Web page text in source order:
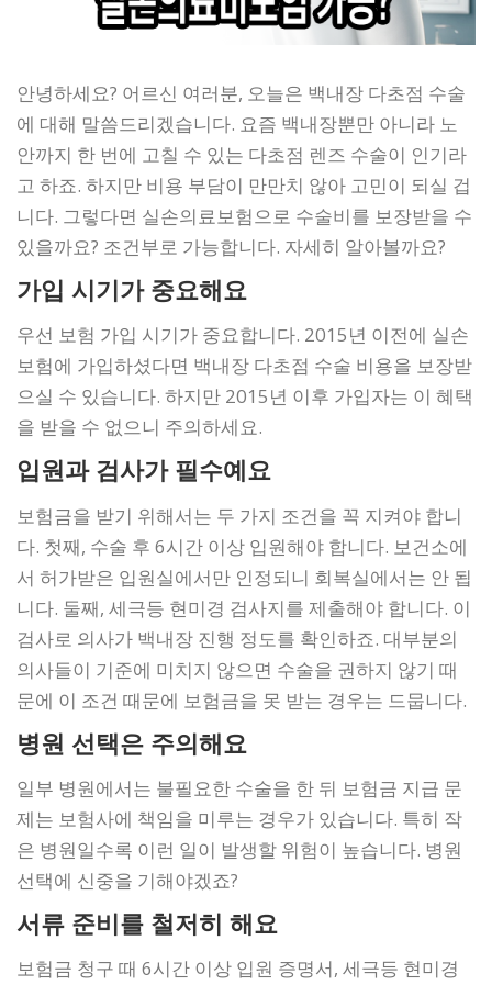
안녕하세요? 어르신 여러분, 오늘은 백내장 다초점 수술
에 대해 말씀드리겠습니다. 요즘 백내장뿐만 아니라 노
안까지 한 번에 고칠 수 있는 다초점 렌즈 수술이 인기라
고 하죠. 하지만 비용 부담이 만만치 않아 고민이 되실 겁
니다. 그렇다면 실손의료보험으로 수술비를 보장받을 수
있을까요? 조건부로 가능합니다. 자세히 알아볼까요?
가입 시기가 중요해요
우선 보험 가입 시기가 중요합니다. 2015년 이전에 실손
보험에 가입하셨다면 백내장 다초점 수술 비용을 보장받
으실 수 있습니다. 하지만 2015년 이후 가입자는 이 혜택
을 받을 수 없으니 주의하세요.
입원과 검사가 필수예요
보험금을 받기 위해서는 두 가지 조건을 꼭 지켜야 합니
다. 첫째, 수술 후 6시간 이상 입원해야 합니다. 보건소에
서 허가받은 입원실에서만 인정되니 회복실에서는 안 됩
니다. 둘째, 세극등 현미경 검사지를 제출해야 합니다. 이
검사로 의사가 백내장 진행 정도를 확인하죠. 대부분의
의사들이 기준에 미치지 않으면 수술을 권하지 않기 때
문에 이 조건 때문에 보험금을 못 받는 경우는 드뭅니다.
병원 선택은 주의해요
일부 병원에서는 불필요한 수술을 한 뒤 보험금 지급 문
제는 보험사에 책임을 미루는 경우가 있습니다. 특히 작
은 병원일수록 이런 일이 발생할 위험이 높습니다. 병원
선택에 신중을 기해야겠죠?
서류 준비를 철저히 해요
보험금 청구 때 6시간 이상 입원 증명서, 세극등 현미경